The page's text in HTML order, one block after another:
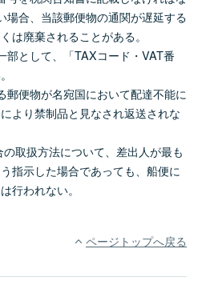
場合、当該郵便物の通関が遅延する
は廃棄されることがある。
部として、「TAXコード・VAT番
郵便物が名宛国において配達不能に
より禁制品と見なされ返送されな
取扱方法について、差出人が最も
指示した場合であっても、船便に
行われない。
ページトップへ戻る